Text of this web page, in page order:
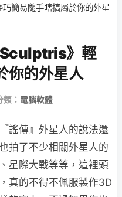
簡易隨手瞎搞屬於你的外星
》輕
你的外星人
類： 電腦軟體
謠傳』外星人的說法還
拍了不少相關外星人的
星際大戰等等，這裡頭
真的不得不佩服製作3D